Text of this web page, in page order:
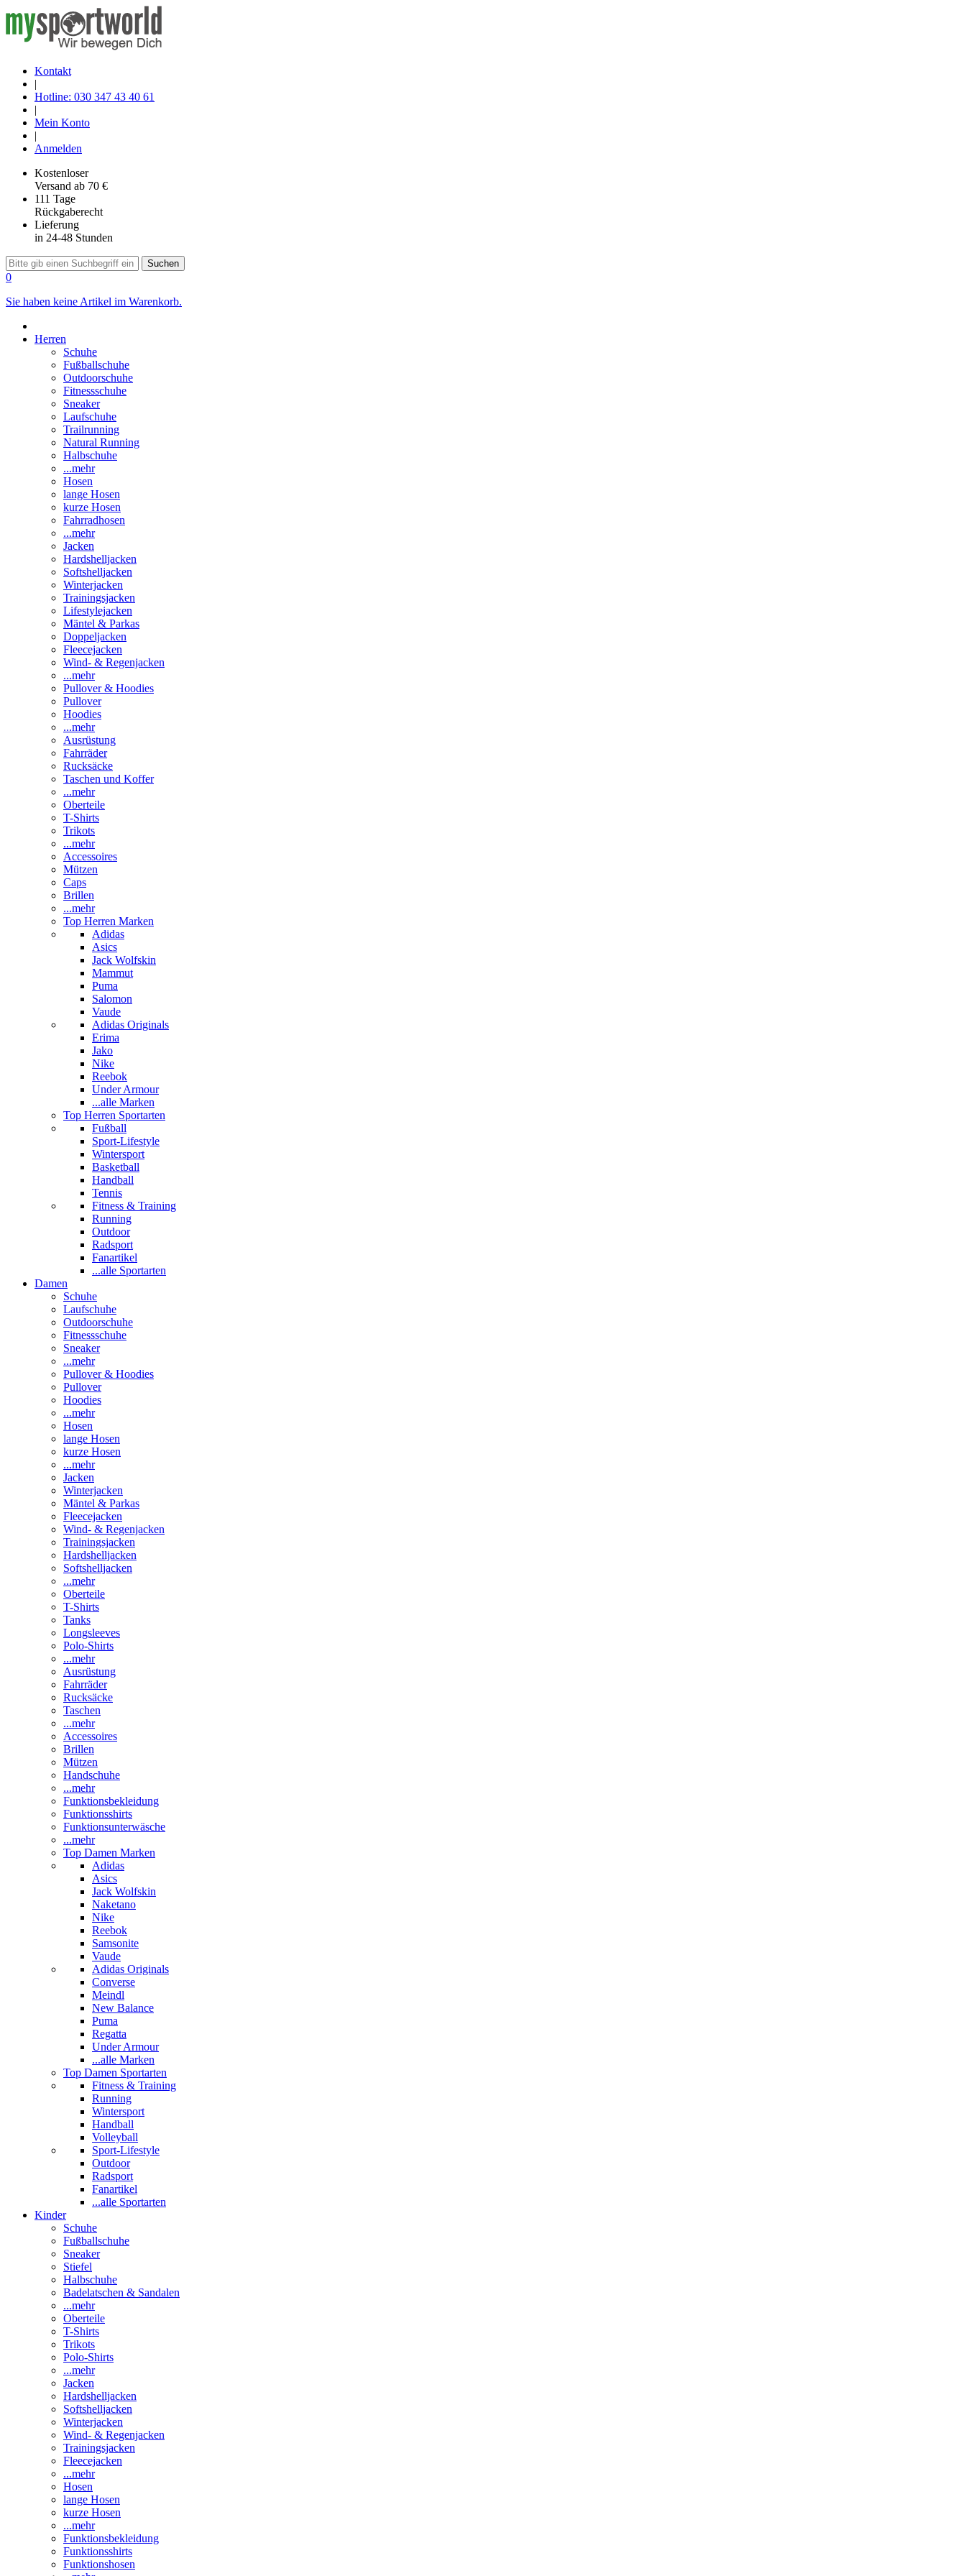
Kontakt
|
Hotline: 030 347 43 40 61
|
Mein Konto
|
Anmelden
Kostenloser
Versand ab 70 €
111 Tage
Rückgaberecht
Lieferung
in 24-48 Stunden
Suchen
0
Sie haben keine Artikel im Warenkorb.
Herren
Schuhe
Fußballschuhe
Outdoorschuhe
Fitnessschuhe
Sneaker
Laufschuhe
Trailrunning
Natural Running
Halbschuhe
...mehr
Hosen
lange Hosen
kurze Hosen
Fahrradhosen
...mehr
Jacken
Hardshelljacken
Softshelljacken
Winterjacken
Trainingsjacken
Lifestylejacken
Mäntel & Parkas
Doppeljacken
Fleecejacken
Wind- & Regenjacken
...mehr
Pullover & Hoodies
Pullover
Hoodies
...mehr
Ausrüstung
Fahrräder
Rucksäcke
Taschen und Koffer
...mehr
Oberteile
T-Shirts
Trikots
...mehr
Accessoires
Mützen
Caps
Brillen
...mehr
Top Herren Marken
Adidas
Asics
Jack Wolfskin
Mammut
Puma
Salomon
Vaude
Adidas Originals
Erima
Jako
Nike
Reebok
Under Armour
...alle Marken
Top Herren Sportarten
Fußball
Sport-Lifestyle
Wintersport
Basketball
Handball
Tennis
Fitness & Training
Running
Outdoor
Radsport
Fanartikel
...alle Sportarten
Damen
Schuhe
Laufschuhe
Outdoorschuhe
Fitnessschuhe
Sneaker
...mehr
Pullover & Hoodies
Pullover
Hoodies
...mehr
Hosen
lange Hosen
kurze Hosen
...mehr
Jacken
Winterjacken
Mäntel & Parkas
Fleecejacken
Wind- & Regenjacken
Trainingsjacken
Hardshelljacken
Softshelljacken
...mehr
Oberteile
T-Shirts
Tanks
Longsleeves
Polo-Shirts
...mehr
Ausrüstung
Fahrräder
Rucksäcke
Taschen
...mehr
Accessoires
Brillen
Mützen
Handschuhe
...mehr
Funktionsbekleidung
Funktionsshirts
Funktionsunterwäsche
...mehr
Top Damen Marken
Adidas
Asics
Jack Wolfskin
Naketano
Nike
Reebok
Samsonite
Vaude
Adidas Originals
Converse
Meindl
New Balance
Puma
Regatta
Under Armour
...alle Marken
Top Damen Sportarten
Fitness & Training
Running
Wintersport
Handball
Volleyball
Sport-Lifestyle
Outdoor
Radsport
Fanartikel
...alle Sportarten
Kinder
Schuhe
Fußballschuhe
Sneaker
Stiefel
Halbschuhe
Badelatschen & Sandalen
...mehr
Oberteile
T-Shirts
Trikots
Polo-Shirts
...mehr
Jacken
Hardshelljacken
Softshelljacken
Winterjacken
Wind- & Regenjacken
Trainingsjacken
Fleecejacken
...mehr
Hosen
lange Hosen
kurze Hosen
...mehr
Funktionsbekleidung
Funktionsshirts
Funktionshosen